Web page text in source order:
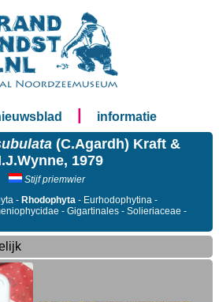
informatie
(C.Agardh) Kraft &
1979
Stijf priemwier
- Rhodophyta - Eurhodophytina -
- Gigartinales - Solieriaceae -